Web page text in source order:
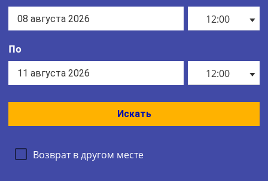
12:00
По
12:00
Искать
Возврат в другом месте